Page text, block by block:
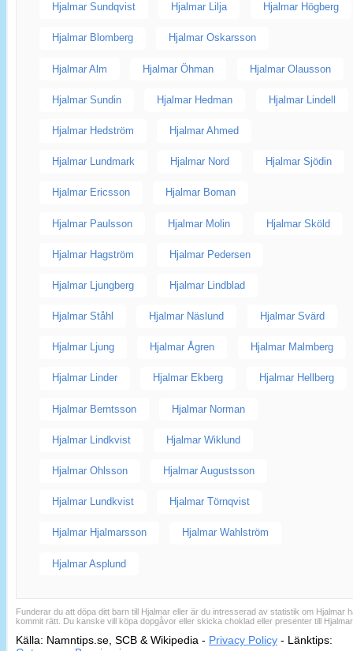
Hjalmar Sundqvist Hjalmar Lilja Hjalmar Högberg
Hjalmar Blomberg Hjalmar Oskarsson
Hjalmar Alm Hjalmar Öhman Hjalmar Olausson
Hjalmar Sundin Hjalmar Hedman Hjalmar Lindell
Hjalmar Hedström Hjalmar Ahmed
Hjalmar Lundmark Hjalmar Nord Hjalmar Sjödin
Hjalmar Ericsson Hjalmar Boman
Hjalmar Paulsson Hjalmar Molin Hjalmar Sköld
Hjalmar Hagström Hjalmar Pedersen
Hjalmar Ljungberg Hjalmar Lindblad
Hjalmar Ståhl Hjalmar Näslund Hjalmar Svärd
Hjalmar Ljung Hjalmar Ågren Hjalmar Malmberg
Hjalmar Linder Hjalmar Ekberg Hjalmar Hellberg
Hjalmar Berntsson Hjalmar Norman
Hjalmar Lindkvist Hjalmar Wiklund
Hjalmar Ohlsson Hjalmar Augustsson
Hjalmar Lundkvist Hjalmar Törnqvist
Hjalmar Hjalmarsson Hjalmar Wahlström
Hjalmar Asplund
Funderar du att döpa ditt barn till Hjalmar eller är du intresserad av statistik om Hjalmar
kommit rätt. Du kanske vill köpa dopgåvor eller skicka choklad eller presenter till
Källa: Namntips.se, SCB & Wikipedia - Privacy Policy - Länktips: